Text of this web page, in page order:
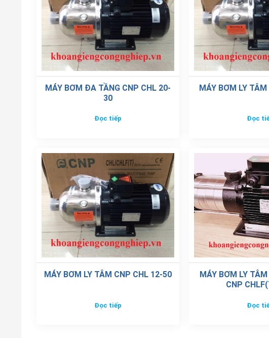
MÁY BƠM ĐA TẦNG CNP CHL 20-
30
Đọc tiếp
MÁY BƠM LY
Đọc
MÁY BƠM LY TÂM CNP CHL 12-50
Đọc tiếp
MÁY BƠM LY
CNP
Đọc